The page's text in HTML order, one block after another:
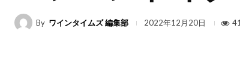
By ワインタイムズ 編集部 2022年12月20日